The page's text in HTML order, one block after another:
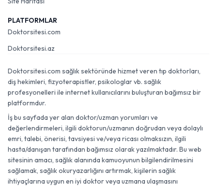
PLATFORMLAR
Doktorsitesi.com
Doktorsitesi.az
Doktorsitesi.com sağlık sektöründe hizmet veren tıp doktorları,
diş hekimleri, fizyoterapistler, psikologlar vb. sağlık
profesyonelleri ile internet kullanıcılarını buluşturan bağımsız bir
platformdur.
İş bu sayfada yer alan doktor/uzman yorumları ve
değerlendirmeleri, ilgili doktorun/uzmanın doğrudan veya dolaylı
emri, talebi, önerisi, tavsiyesi ve/veya ricası olmaksızın, ilgili
hasta/danışan tarafından bağımsız olarak yazılmaktadır. Bu web
sitesinin amacı, sağlık alanında kamuoyunun bilgilendirilmesini
sağlamak, sağlık okuryazarlığını artırmak, kişilerin sağlık
ihtiyaçlarına uygun en iyi doktor veya uzmana ulaşmasını